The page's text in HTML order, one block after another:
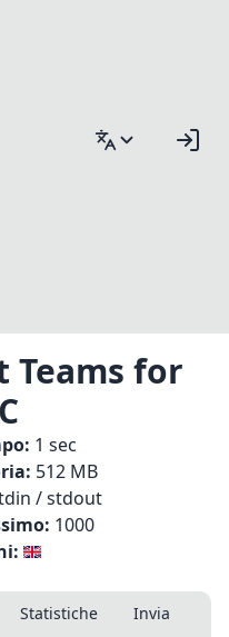
Teams for
1 sec
512 MB
/ stdout
1000
Statistiche
Invia